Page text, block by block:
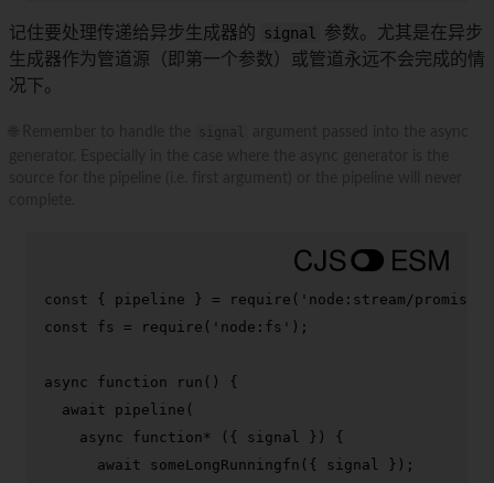
记住要处理传递给异步生成器的 signal
参数。尤其是在异步
生成器作为管道源（即第一个参数）或管道永远不会完成的情
况下。
const { pipeline } = require ( 'node:stream/promises'
const fs = require ( 'node:fs' );
async function run ( ) {
await
pipeline (
async
function* ({ signal }) {
await
someLongRunningfn ({ signal });